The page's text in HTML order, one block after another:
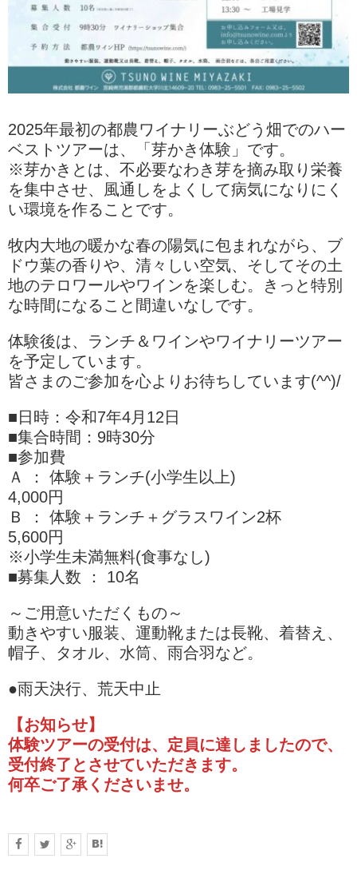
2025年最初の都農ワイナリーぶどう畑でのハー
ベストツアーは、「芽かき体験」です。
※芽かきとは、不必要なわき芽を摘み取り栄養
を集中させ、風通しをよくして病気になりにく
い環境を作ることです。
牧内大地の暖かな春の陽気に包まれながら、ブ
ドウ葉の香りや、清々しい空気、そしてその土
地のテロワールやワインを楽しむ。きっと特別
な時間になること間違いなしです。
体験後は、ランチ＆ワインやワイナリーツアー
を予定しています。
皆さまのご参加を心よりお待ちしています(^^)/
■日時：令和7年4月12日
■集合時間：9時30分
■参加費
Ａ ： 体験＋ランチ(小学生以上)
4,000円
Ｂ ： 体験＋ランチ＋グラスワイン2杯
5,600円
※小学生未満無料(食事なし)
■募集人数 ： 10名
～ご用意いただくもの～
動きやすい服装、運動靴または長靴、着替え、
帽子、タオル、水筒、雨合羽など。
●雨天決行、荒天中止
【お知らせ】
体験ツアーの受付は、定員に達しましたので、
受付終了とさせていただきます。
何卒ご了承くださいませ。